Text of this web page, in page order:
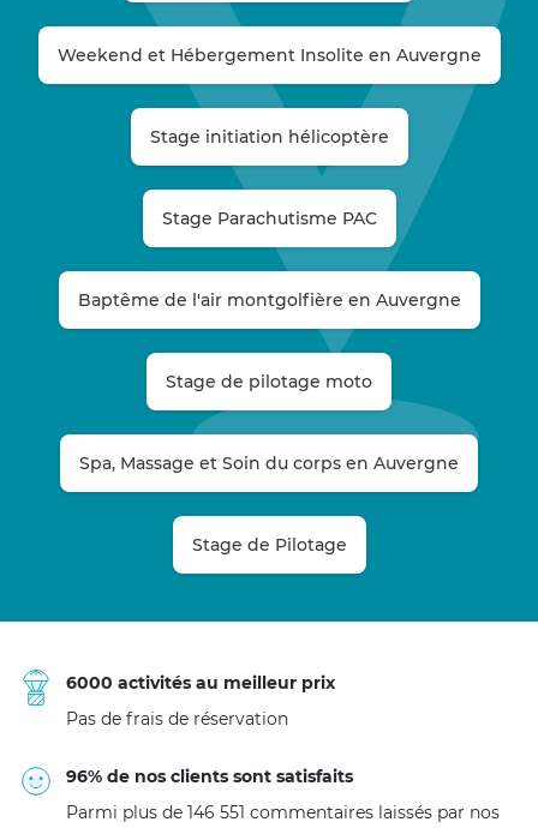
Weekend et Hébergement Insolite en Auvergne
Stage initiation hélicoptère
Stage Parachutisme PAC
Baptême de l'air montgolfière en Auvergne
Stage de pilotage moto
Spa, Massage et Soin du corps en Auvergne
Stage de Pilotage
6000 activités au meilleur prix
Pas de frais de réservation
96% de nos clients sont satisfaits
Parmi plus de 146 551 commentaires laissés par nos